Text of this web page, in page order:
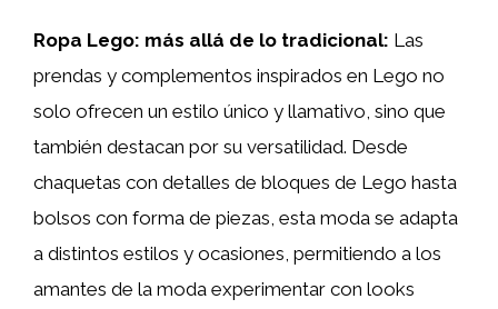
Ropa Lego: más allá de lo tradicional: Las
prendas y complementos inspirados en Lego no
solo ofrecen un estilo único y llamativo, sino que
también destacan por su versatilidad. Desde
chaquetas con detalles de bloques de Lego hasta
bolsos con forma de piezas, esta moda se adapta
a distintos estilos y ocasiones, permitiendo a los
amantes de la moda experimentar con looks